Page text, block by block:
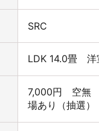
SRC
LDK 14.0畳 洋
7,000円 空無
場あり（抽選）